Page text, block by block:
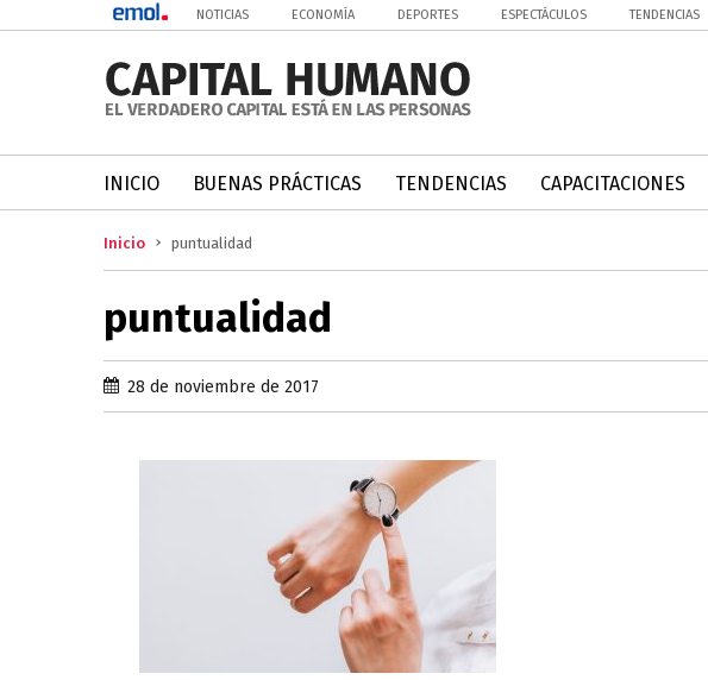
NOTICIAS ECONOMÍA DEPORTES ESPECTÁCULOS TENDENCIAS
INICIO BUENAS PRÁCTICAS TENDENCIAS CAPACITACIONES
Inicio puntualidad
puntualidad
28 de noviembre de 2017